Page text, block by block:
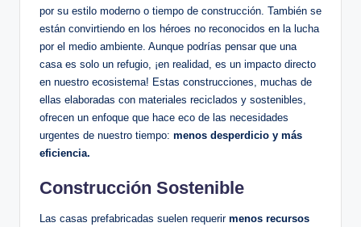
por su estilo moderno o tiempo de construcción. También se
están convirtiendo en los héroes no reconocidos en la lucha
por el medio ambiente. Aunque podrías pensar que una
casa es solo un refugio, ¡en realidad, es un impacto directo
en nuestro ecosistema! Estas construcciones, muchas de
ellas elaboradas con materiales reciclados y sostenibles,
ofrecen un enfoque que hace eco de las necesidades
urgentes de nuestro tiempo: menos desperdicio y más
eficiencia.
Construcción Sostenible
Las casas prefabricadas suelen requerir menos recursos